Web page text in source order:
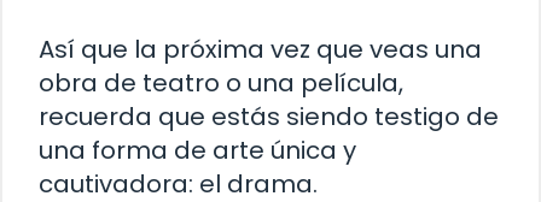
Así que la próxima vez que veas una
obra de teatro o una película,
recuerda que estás siendo testigo de
una forma de arte única y
cautivadora: el drama.